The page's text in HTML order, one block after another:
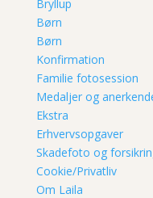
Bryllup
Børn
Børn
Konfirmation
Familie fotosession
Medaljer og
Ekstra
Erhvervsopgaver
Skadefoto og
Cookie/Privatliv
Om Laila